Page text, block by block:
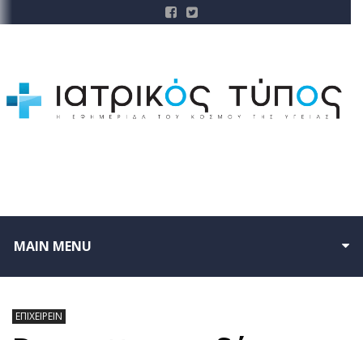
MAIN MENU
ΕΠΙΧΕΙΡΕΙΝ